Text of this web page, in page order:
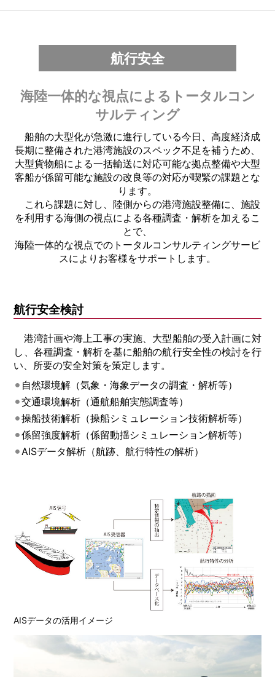
航行安全
海陸一体的な視点によるトータルコン
サルティング
船舶の大型化が急激に進行している今日、高度経済成
長期に整備された港湾施設のスペック不足を補うため、
大型貨物船による一括輸送に対応可能な拠点整備や大型
客船が係留可能な施設の改良等の対応が喫緊の課題とな
ります。
これら課題に対し、陸側からの港湾施設整備に、施設
を利用する海側の視点による各種調査・解析を加えるこ
とで、
海陸一体的な視点でのトータルコンサルティングサービ
スによりお客様をサポートします。
AISデータの活用イメージ
航行安全検討
港湾計画や海上工事の実施、大型船舶の受入計画に対
し、各種調査・解析を基に船舶の航行安全性の検討を行
い、所要の安全対策を策定します。
自然環境解（気象・海象データの調査・解析等）
交通環境解析（通航船舶実態調査等）
操船技術解析（操船シミュレーション技術解析等）
係留強度解析（係留動揺シミュレーション解析等）
AISデータ解析（航跡、航行特性の解析）